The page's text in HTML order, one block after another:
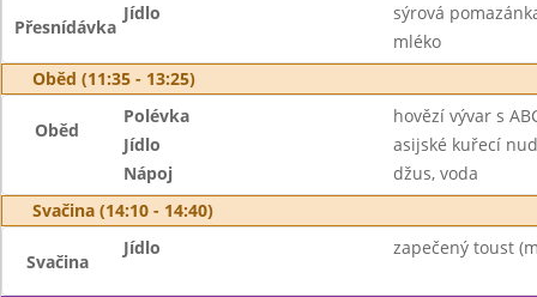
Přesnídávka
Jídlo
sýrová
mléko
Oběd (11:35 - 13:25)
Oběd
Polévka
hovězí vývar s
Jídlo
asijské kuřecí
Nápoj
džus, voda
Svačina (14:10 - 14:40)
Svačina
Jídlo zapečený toust